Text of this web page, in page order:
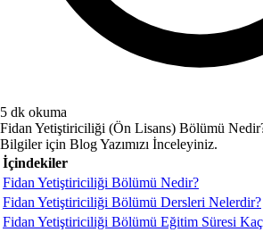
5 dk okuma
Fidan Yetiştiriciliği (Ön Lisans) Bölümü
Bilgiler için Blog Yazımızı İnceleyiniz.
İçindekiler
Fidan Yetiştiriciliği Bölümü Nedir?
Fidan Yetiştiriciliği Bölümü Dersleri Nelerdir?
Fidan Yetiştiriciliği Bölümü Eğitim Süresi Kaç